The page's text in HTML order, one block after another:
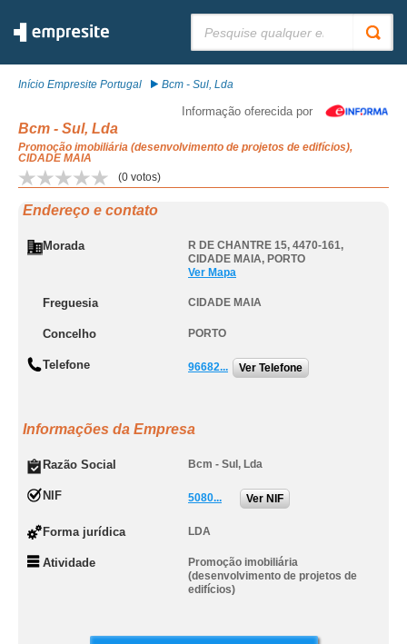
Início Empresite Portugal Bcm - Sul, Lda
Informação oferecida por
Bcm - Sul, Lda
Promoção imobiliária (desenvolvimento de projetos de edifícios),
CIDADE MAIA
(0 votos)
Endereço e contato
Morada R DE CHANTRE 15, 4470-161,
CIDADE MAIA, PORTO
Ver Mapa
Freguesia CIDADE MAIA
Concelho PORTO
Telefone 96682... Ver Telefone
Informações da Empresa
Razão Social Bcm - Sul, Lda
NIF 5080... Ver NIF
Forma jurídica LDA
Atividade
Promoção imobiliária
(desenvolvimento de projetos de
edifícios)